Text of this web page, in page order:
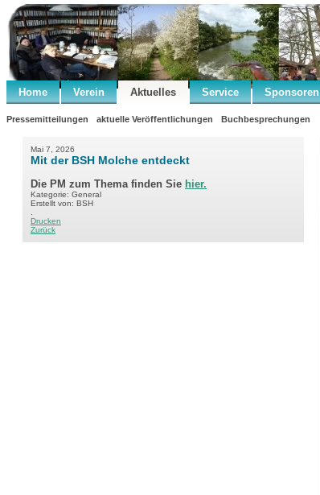
Home Verein Aktuelles Service Sponsoren
Pressemitteilungen aktuelle Veröffentlichungen Buchbesprechungen
Mai 7, 2026
Mit der BSH Molche entdeckt
Die PM zum Thema finden Sie hier.
Kategorie: General
Erstellt von: BSH
Drucken
Zurück